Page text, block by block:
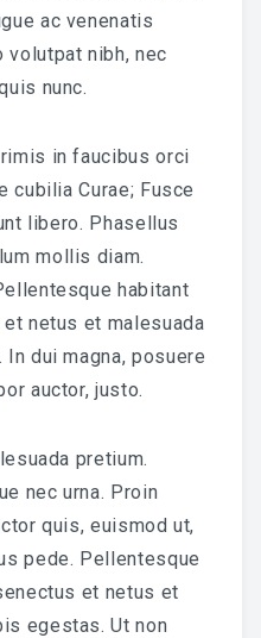
ac venenatis
volutpat nibh, nec
nunc.
in faucibus orci
cubilia Curae; Fusce
libero. Phasellus
mollis diam.
habitant
netus et malesuada
dui magna, posuere
auctor, justo.
pretium.
nec urna. Proin
quis, euismod ut,
pede. Pellentesque
et netus et
egestas. Ut non